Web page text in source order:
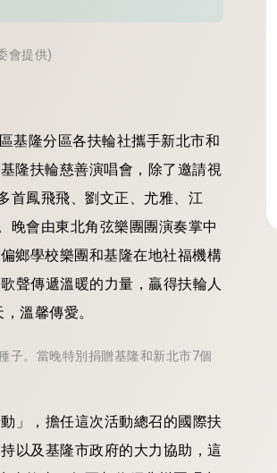
會提供)
基隆分區各扶輪社攜手新北市和
隆扶輪慈善演唱會，除了邀請視
首鳳飛飛、劉文正、尤雅、江
晚會由東北角弦樂團團演奏掌中
鄉學校樂團和基隆在地社福機構
聲傳遞溫暖的力量，贏得扶輪人
溫馨傳愛。
子。當晚特別捐贈基隆和新北市7個
」，擔任這次活動總召的國際扶
以及基隆市政府的大力協助，這